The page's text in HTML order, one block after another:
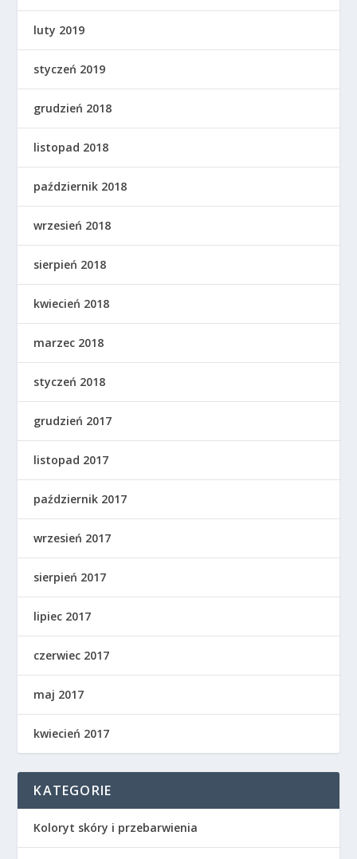
luty 2019
styczeń 2019
grudzień 2018
listopad 2018
październik 2018
wrzesień 2018
sierpień 2018
kwiecień 2018
marzec 2018
styczeń 2018
grudzień 2017
listopad 2017
październik 2017
wrzesień 2017
sierpień 2017
lipiec 2017
czerwiec 2017
maj 2017
kwiecień 2017
KATEGORIE
Koloryt skóry i przebarwienia